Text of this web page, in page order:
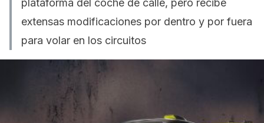
plataforma del coche de calle, pero recibe
extensas modificaciones por dentro y por fuera
para volar en los circuitos